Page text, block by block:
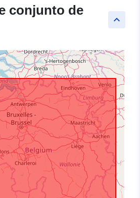
keyboard_arrow_up
conjunto de